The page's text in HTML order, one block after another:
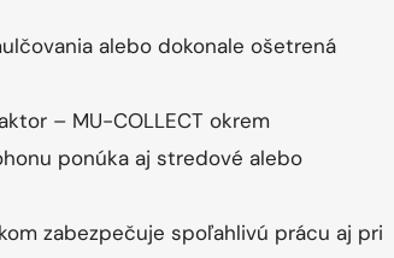
alebo dokonale ošetrená
– MU-COLLECT okrem
ponúka aj stredové alebo
zabezpečuje spoľahlivú prácu aj pri